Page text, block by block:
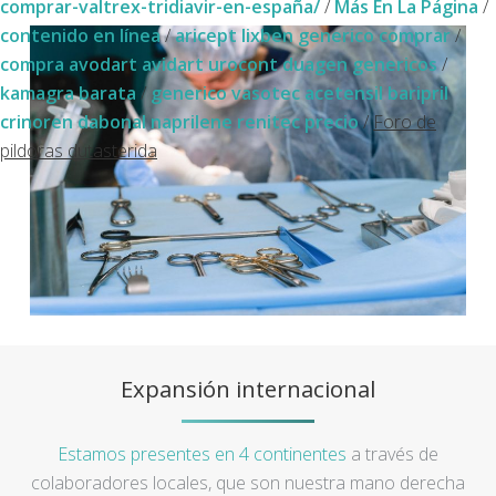
comprar-valtrex-tridiavir-en-españa// Más En La Página /
contenido en línea/aricept lixben generico comprar/
compra avodart avidart urocont duagen genericos/
kamagra barata / generico vasotec acetensil baripril
crinoren dabonal naprilene renitec precio/Foro de
pildoras dutasterida
Expansión internacional
Estamos presentes en 4 continentes a través de
colaboradores locales, que son nuestra mano derecha